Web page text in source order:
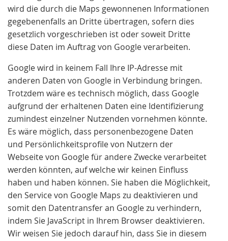
wird die durch die Maps gewonnenen Informationen
gegebenenfalls an Dritte übertragen, sofern dies
gesetzlich vorgeschrieben ist oder soweit Dritte
diese Daten im Auftrag von Google verarbeiten.
Google wird in keinem Fall Ihre IP-Adresse mit
anderen Daten von Google in Verbindung bringen.
Trotzdem wäre es technisch möglich, dass Google
aufgrund der erhaltenen Daten eine Identifizierung
zumindest einzelner Nutzenden vornehmen könnte.
Es wäre möglich, dass personenbezogene Daten
und Persönlichkeitsprofile von Nutzern der
Webseite von Google für andere Zwecke verarbeitet
werden könnten, auf welche wir keinen Einfluss
haben und haben können. Sie haben die Möglichkeit,
den Service von Google Maps zu deaktivieren und
somit den Datentransfer an Google zu verhindern,
indem Sie JavaScript in Ihrem Browser deaktivieren.
Wir weisen Sie jedoch darauf hin, dass Sie in diesem